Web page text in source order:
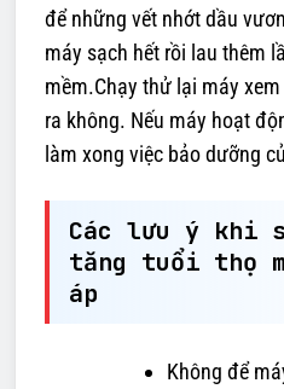
để những vết nhớt dầu
máy sạch hết rồi lau thêm
mềm.Chạy thử lại máy
ra không. Nếu máy hoạt
làm xong việc bảo dưỡng
Các lưu ý khi
tăng tuổi thọ
áp
Không để